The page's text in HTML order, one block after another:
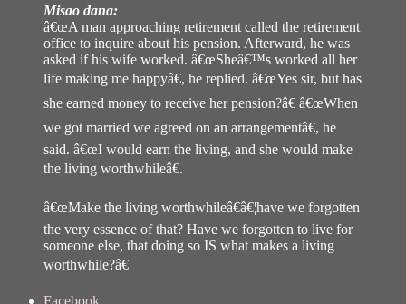
Misao dana:
â€œA man approaching retirement called the retirement
office to inquire about his pension. Afterward, he was
asked if his wife worked. â€œSheâ€™s worked all her
life making me happyâ€, he replied. â€œYes sir, but has
she earned money to receive her pension?â€ â€œWhen
we got married we agreed on an arrangementâ€, he
said. â€œI would earn the living, and she would make
the living worthwhileâ€.
â€œMake the living worthwhileâ€â€¦have we forgotten
the very essence of that? Have we forgotten to live for
someone else, that doing so IS what makes a living
worthwhile?â€
Share
Facebook